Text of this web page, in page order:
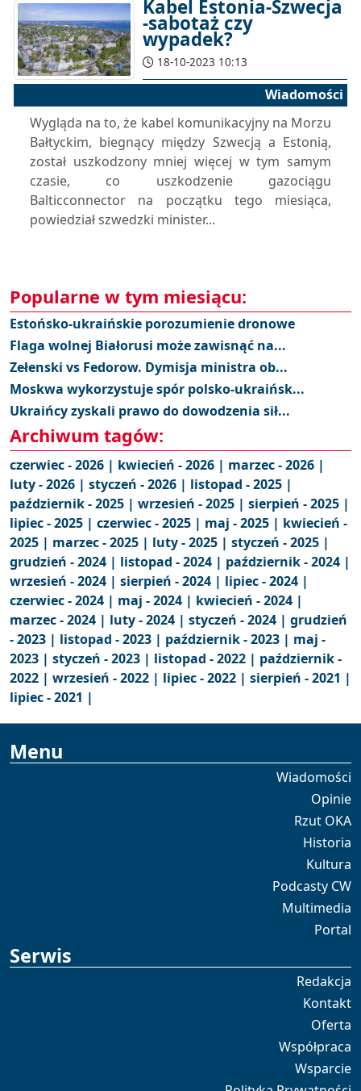
Kabel Estonia-Szwecja
-sabotaż czy
wypadek?
18-10-2023 10:13
Wiadomości
Wygląda na to, że kabel komunikacyjny na Morzu
Bałtyckim, biegnący między Szwecją a Estonią,
został uszkodzony mniej więcej w tym samym
czasie, co uszkodzenie gazociągu
Balticconnector na początku tego miesiąca,
powiedział szwedzki minister...
Popularne w tym miesiącu:
Estońsko-ukraińskie porozumienie dronowe
Flaga wolnej Białorusi może zawisnąć na...
Zełenski vs Fedorow. Dymisja ministra ob...
Moskwa wykorzystuje spór polsko-ukraińsk...
Ukraińcy zyskali prawo do dowodzenia sił...
Archiwum tagów:
czerwiec - 2026 | kwiecień - 2026 | marzec - 2026 |
luty - 2026 | styczeń - 2026 | listopad - 2025 |
październik - 2025 | wrzesień - 2025 | sierpień - 2025 |
lipiec - 2025 | czerwiec - 2025 | maj - 2025 | kwiecień -
2025 | marzec - 2025 | luty - 2025 | styczeń - 2025 |
grudzień - 2024 | listopad - 2024 | październik - 2024 |
wrzesień - 2024 | sierpień - 2024 | lipiec - 2024 |
czerwiec - 2024 | maj - 2024 | kwiecień - 2024 |
marzec - 2024 | luty - 2024 | styczeń - 2024 | grudzień
- 2023 | listopad - 2023 | październik - 2023 | maj -
2023 | styczeń - 2023 | listopad - 2022 | październik -
2022 | wrzesień - 2022 | lipiec - 2022 | sierpień - 2021 |
lipiec - 2021 |
Menu
Wiadomości
Opinie
Rzut OKA
Historia
Kultura
Podcasty CW
Multimedia
Portal
Serwis
Redakcja
Kontakt
Oferta
Współpraca
Wsparcie